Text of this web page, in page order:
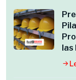
las